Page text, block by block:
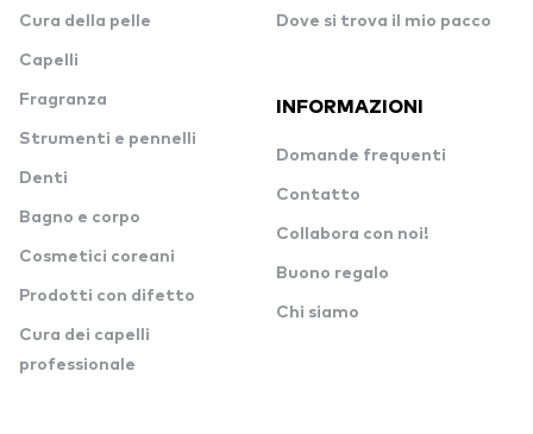
Cura della pelle
Capelli
Fragranza
Strumenti e pennelli
Denti
Bagno e corpo
Cosmetici coreani
Prodotti con difetto
Cura dei capelli
professionale
Dove si trova il mio pacco
INFORMAZIONI
Domande frequenti
Contatto
Collabora con noi!
Buono regalo
Chi siamo